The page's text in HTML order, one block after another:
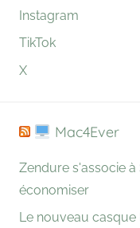
Instagram
TikTok
X
Mac4Ever
Zendure s'associe
économiser
Le nouveau